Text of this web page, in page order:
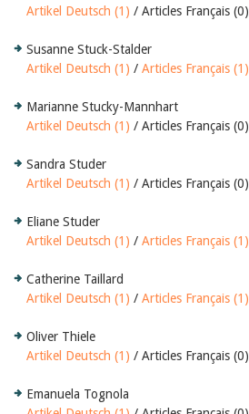
Artikel Deutsch (1) / Articles Français (0)
Susanne Stuck-Stalder
Artikel Deutsch (1) / Articles Français (1)
Marianne Stucky-Mannhart
Artikel Deutsch (1) / Articles Français (0)
Sandra Studer
Artikel Deutsch (1) / Articles Français (0)
Eliane Studer
Artikel Deutsch (1) / Articles Français (1)
Catherine Taillard
Artikel Deutsch (1) / Articles Français (1)
Oliver Thiele
Artikel Deutsch (1) / Articles Français (0)
Emanuela Tognola